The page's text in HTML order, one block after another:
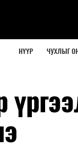
НҮҮР ЧУХЛЫГ